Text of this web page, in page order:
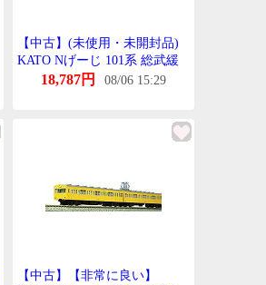
【中古】(未使用・未開封品)
KATO Nげーじ 101系 総武緩
行線色 増結 4両せっと 10-256
18,787円 08/06 15:29
【中古】【非常に良い】